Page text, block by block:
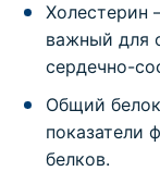
Холестерин
важный для
сердечно-
Общий
показатели
белков.